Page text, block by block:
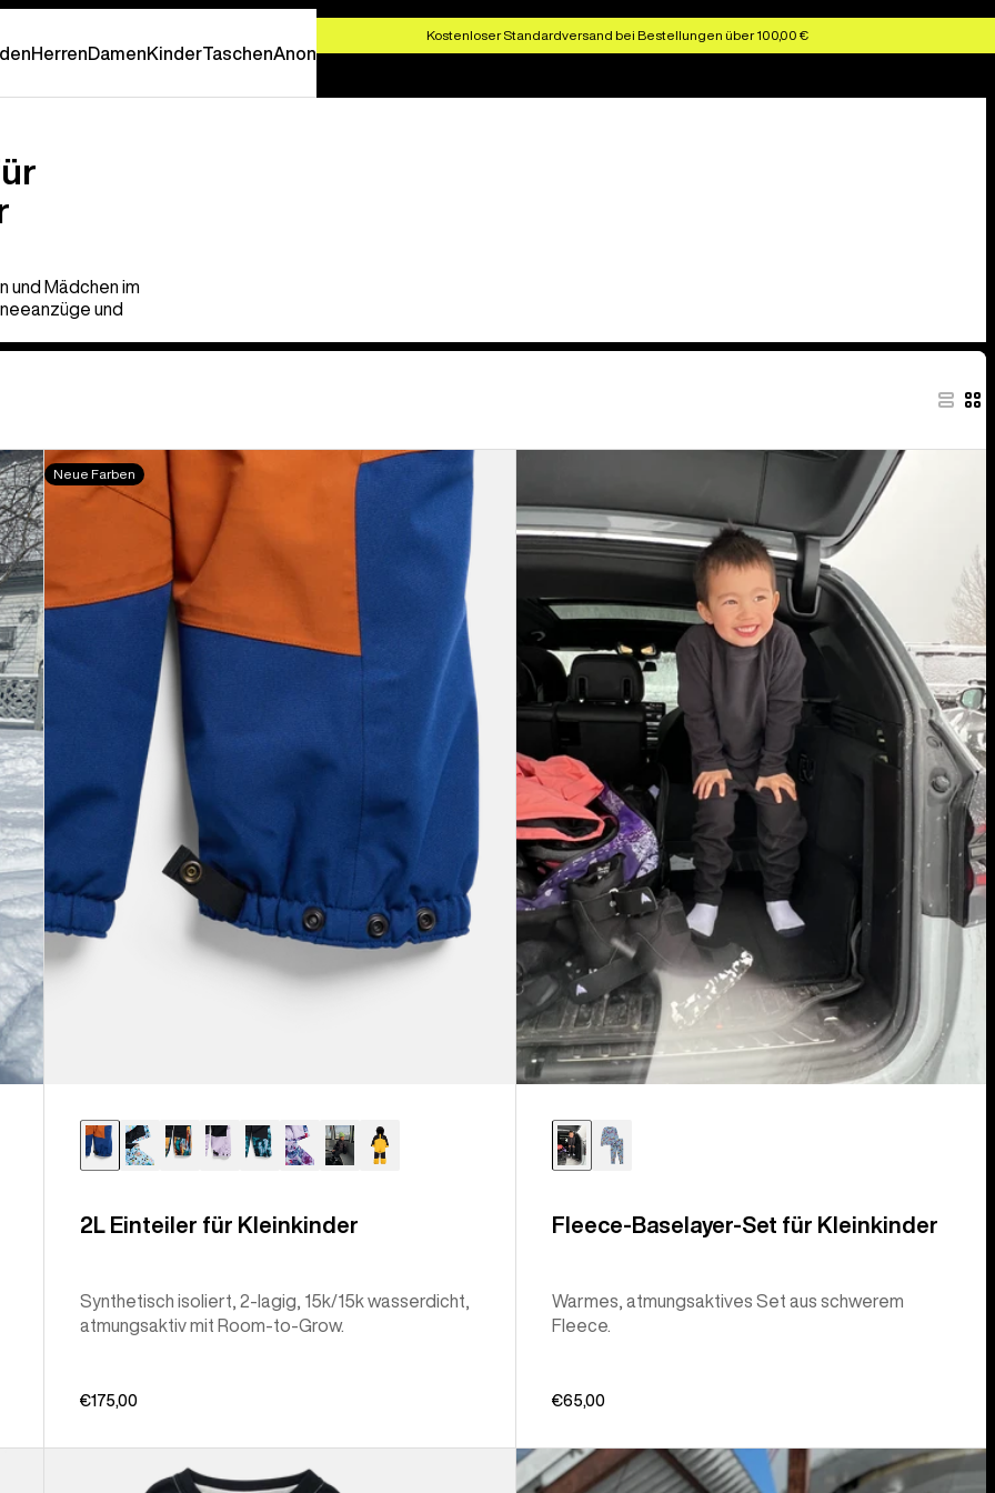
Kostenloser Standardversand bei Bestellungen über 100,00 €
HerrenDamenKinderTaschenAnon
und Mädchen im
und
Burton
2L
Neue Farben
2L Einteiler für Kleinkinder
Synthetisch isoliert, 2-lagig, 15k/15k wasserdicht,
atmungsaktiv mit Room-to-Grow.
€175,00
Baselayer-
Set
für
Kleinkinder
Fleece-Baselayer-Set für Kleinkinder
Warmes, atmungsaktives Set aus schwerem
Fleece.
€65,00
Burton
Ascutney